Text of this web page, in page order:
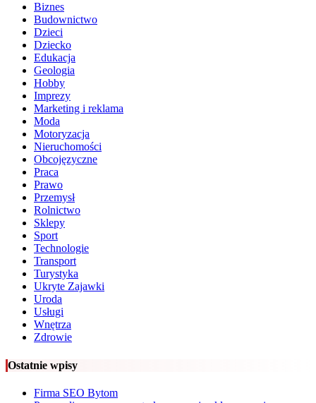
Biznes
Budownictwo
Dzieci
Dziecko
Edukacja
Geologia
Hobby
Imprezy
Marketing i reklama
Moda
Motoryzacja
Nieruchomości
Obcojęzyczne
Praca
Prawo
Przemysł
Rolnictwo
Sklepy
Sport
Technologie
Transport
Turystyka
Ukryte Zajawki
Uroda
Usługi
Wnętrza
Zdrowie
Ostatnie wpisy
Firma SEO Bytom